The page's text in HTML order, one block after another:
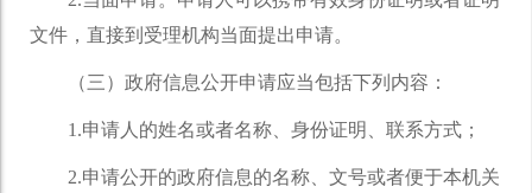
文件，直接到受理机构当面提出申请。
（三）政府信息公开申请应当包括下列内容：
1.申请人的姓名或者名称、身份证明、联系方式；
2.申请公开的政府信息的名称、文号或者便于本机关